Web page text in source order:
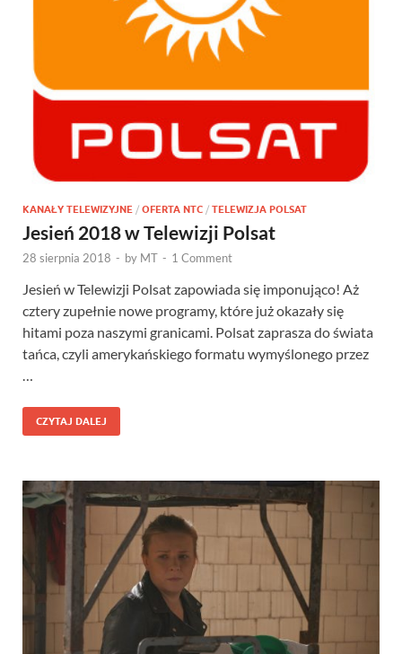
KANAŁY TELEWIZYJNE / OFERTA NTC / TELEWIZJA POLSAT
Jesień 2018 w Telewizji Polsat
28 sierpnia 2018 - by MT - 1 Comment
Jesień w Telewizji Polsat zapowiada się imponująco! Aż
cztery zupełnie nowe programy, które już okazały się
hitami poza naszymi granicami. Polsat zaprasza do świata
tańca, czyli amerykańskiego formatu wymyślonego przez
CZYTAJ DALEJ